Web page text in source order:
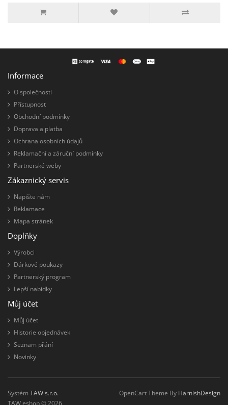
Informace
O společnosti
Přístupnost
Obchodní podmínky
Doprava a platba
Ochrana osobních údajů
Reklamační a záruční podmínky
Partnerské weby
Zákaznický servis
Napište nám
Reklamace
Mapa stránek
Doplňky
Výrobci
Dárkové poukazy
Partnerský program
Lepší nabídky
Můj účet
Můj účet
Historie objednávek
Seznam přání
Novinky
Systém TAW s.r.o.
TAW eshop © 2026
OpenCart Theme By HarnishDesign